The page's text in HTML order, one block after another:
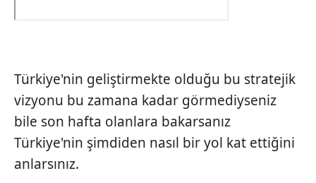
Türkiye'nin geliştirmekte olduğu bu stratejik
vizyonu bu zamana kadar görmediyseniz
bile son hafta olanlara bakarsanız
Türkiye'nin şimdiden nasıl bir yol kat ettiğini
anlarsınız.